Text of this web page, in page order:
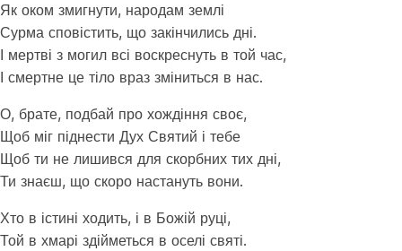
Як оком змигнути, народам землі
Сурма сповістить, що закінчились дні.
І мертві з могил всі воскреснуть в той час,
І смертне це тіло враз зміниться в нас.
О, брате, подбай про хождіння своє,
Щоб міг піднести Дух Святий і тебе
Щоб ти не лишився для скорбних тих дні,
Ти знаєш, що скоро настануть вони.
Хто в істині ходить, і в Божій руці,
Той в хмарі здійметься в оселі святі.